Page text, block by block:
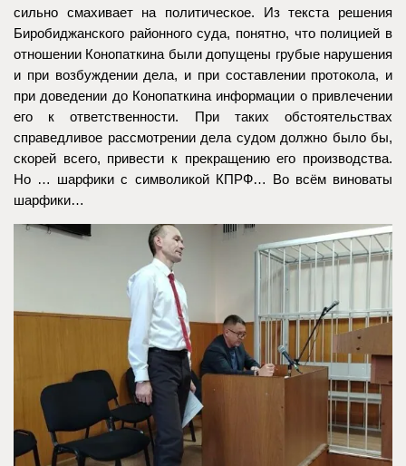
сильно смахивает на политическое. Из текста решения
Биробиджанского районного суда, понятно, что полицией в
отношении Конопаткина были допущены грубые нарушения
и при возбуждении дела, и при составлении протокола, и
при доведении до Конопаткина информации о привлечении
его к ответственности. При таких обстоятельствах
справедливое рассмотрении дела судом должно было бы,
скорей всего, привести к прекращению его производства.
Но … шарфики с символикой КПРФ… Во всём виноваты
шарфики…